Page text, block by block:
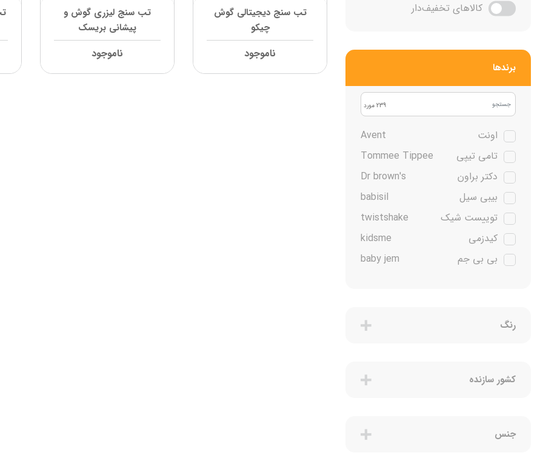
کالاهای تخفیف‌دار
برند‌ها
239 مورد
اونت
Avent
تامی تیپی
Tommee Tippee
دکتر براون
Dr brown's
بیبی سیل
babisil
توییست شیک
twistshake
کیدزمی
kidsme
بی بی جم
baby jem
Nuby
فرش
Frosch
uni baby
رنگ
کشور سازنده
جنس
تب سنج دیجیتالی گوش
چیکو
ناموجود
تب سنج لیزری گوش و
پیشانی بریسک
ناموجود